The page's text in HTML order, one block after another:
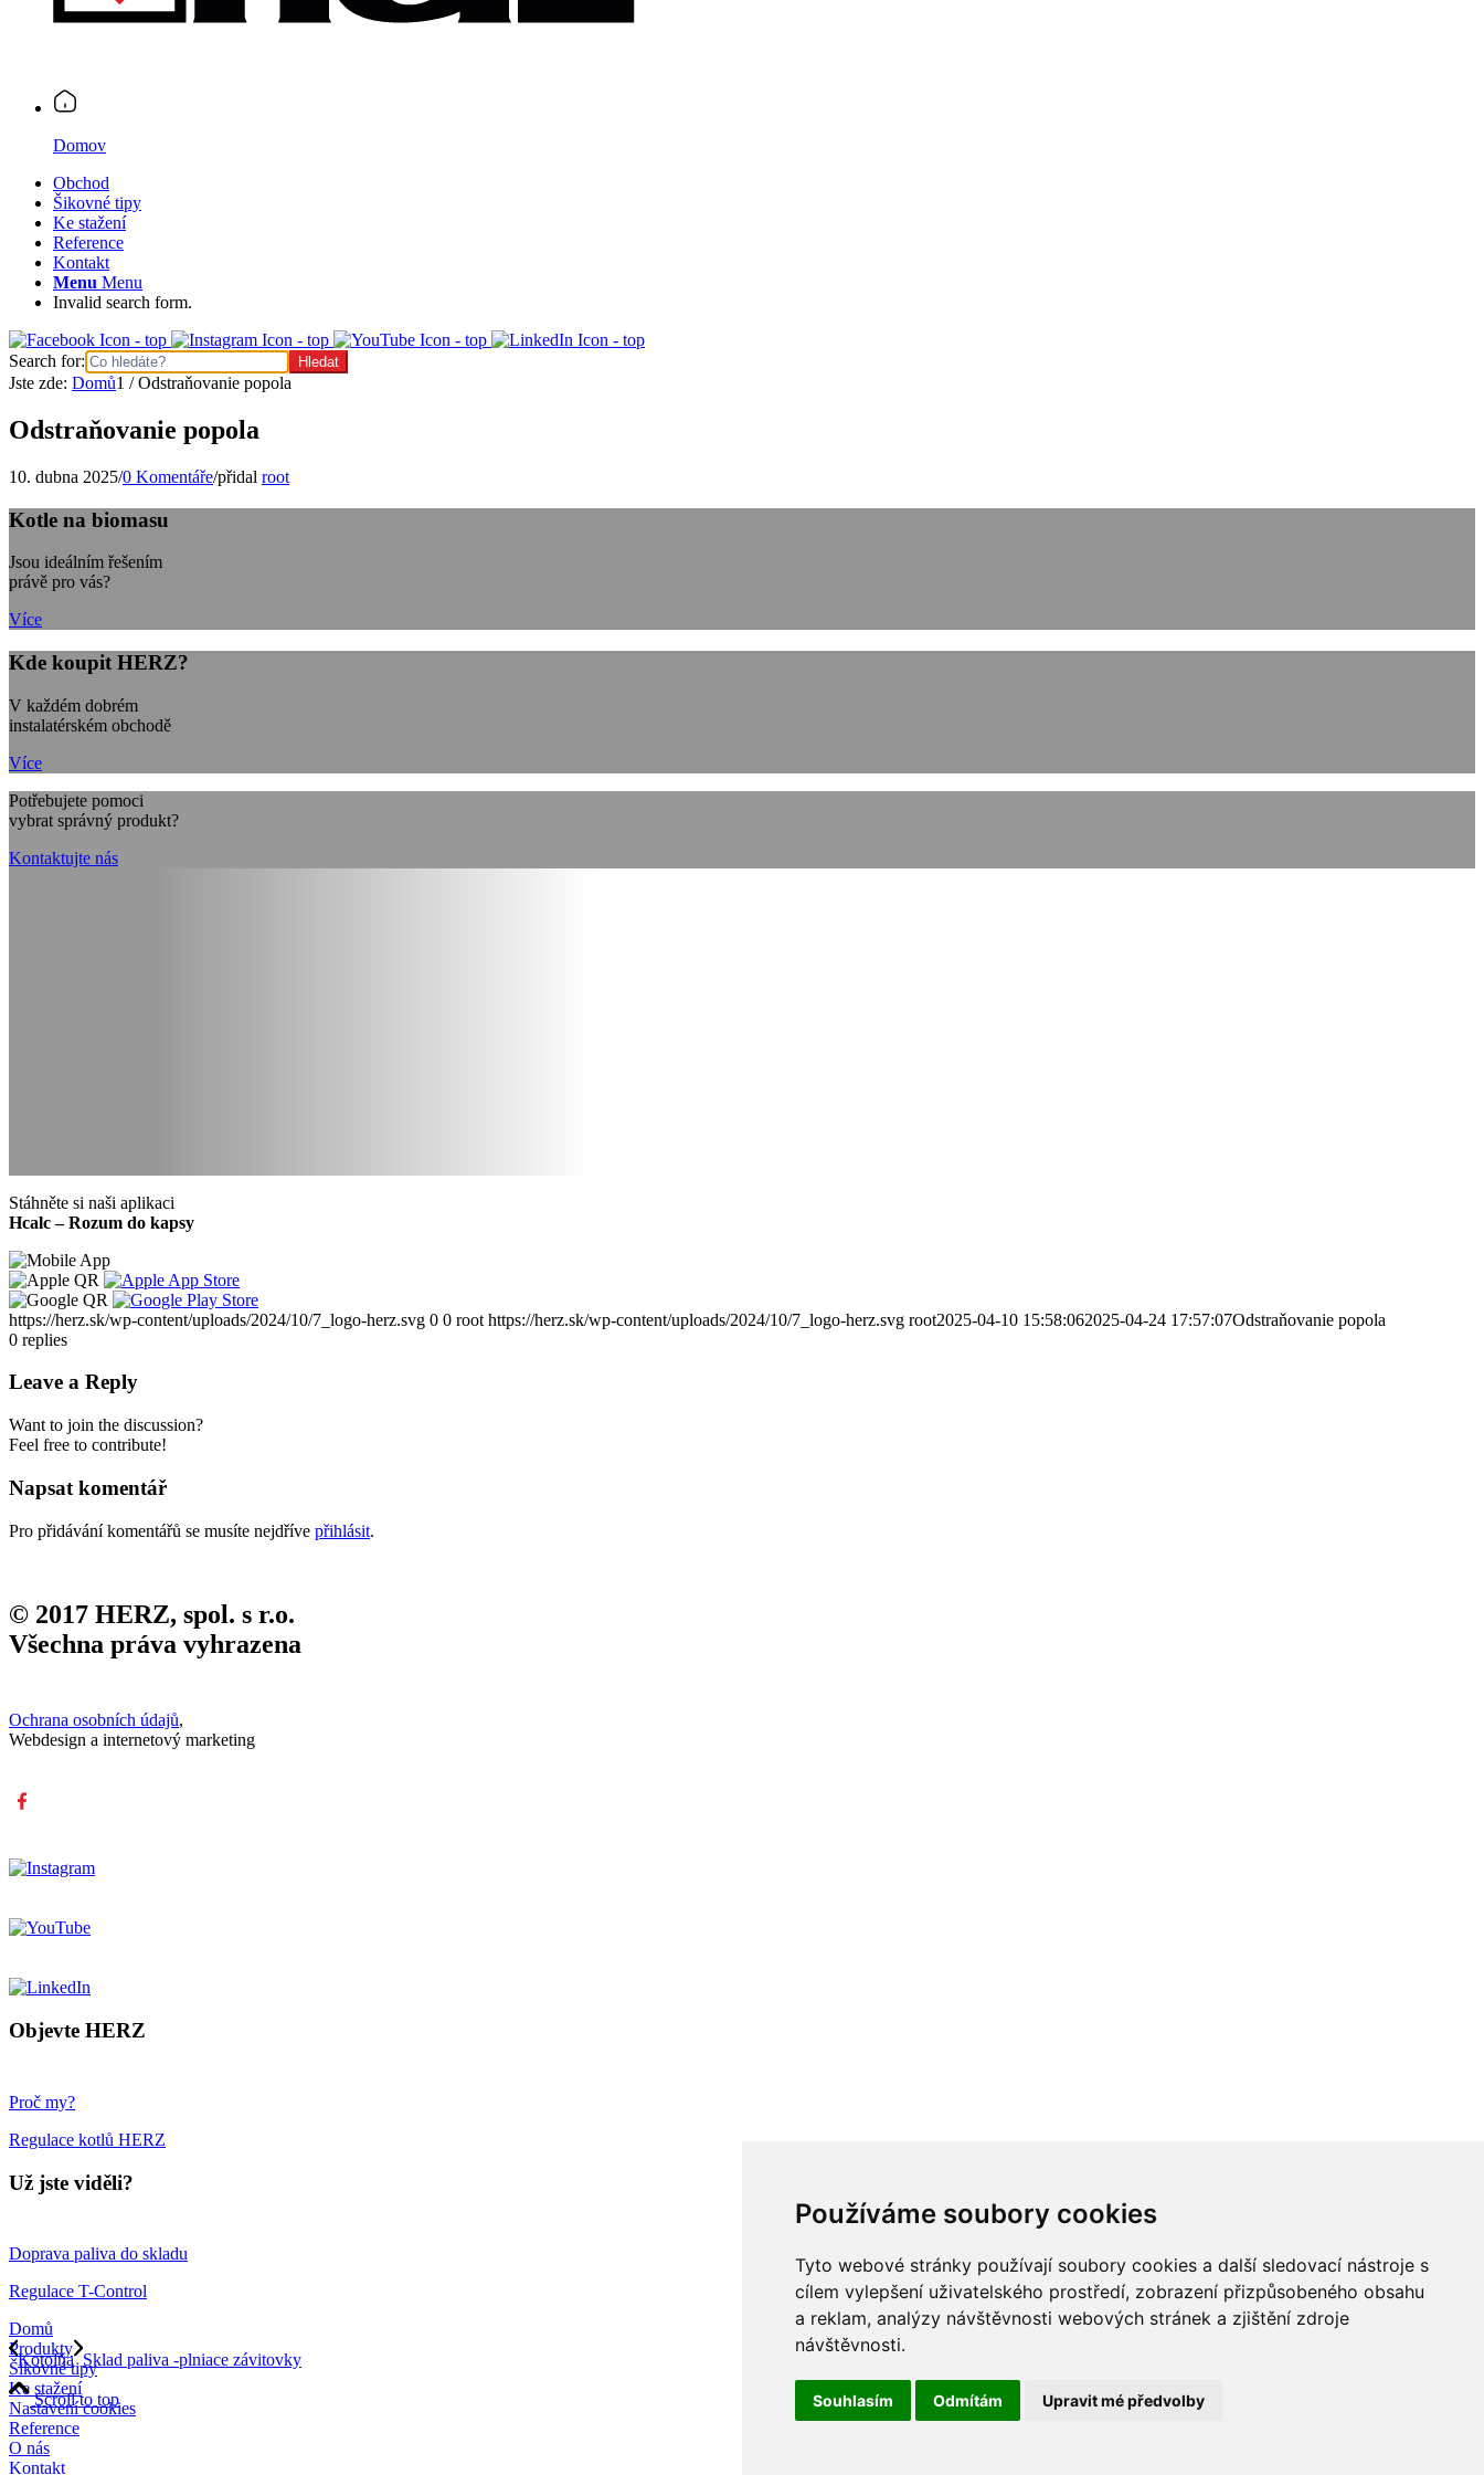
Používáme soubory cookies
Tyto webové stránky používají soubory cookies a další sledovací nástroje s
cílem vylepšení uživatelského prostředí, zobrazení přizpůsobeného obsahu
a reklam, analýzy návštěvnosti webových stránek a zjištění zdroje
návštěvnosti.
Souhlasím Odmítám Upravit mé předvolby
Domov
Obchod
Šikovné tipy
Ke stažení
Reference
Kontakt
Menu Menu
Invalid search form.
Search for:
Jste zde: Domů1 / Odstraňovanie popola
Odstraňovanie popola
10. dubna 2025/0 Komentáře/přidal root
Kotle na biomasu
Jsou ideálním řešením
právě pro vás?
Více
Kde koupit HERZ?
V každém dobrém
instalatérském obchodě
Více
Potřebujete pomoci
vybrat správný produkt?
Kontaktujte nás
Stáhněte si naši aplikaci
Hcalc – Rozum do kapsy
https://herz.sk/wp-content/uploads/2024/10/7_logo-herz.svg 0 0 root https://herz.sk/wp-content/uploads/2024/10/7_logo-herz.svg root2025-04-10 15:58:062025-04-24 17:57:07Odstraňovanie popola
0 replies
Leave a Reply
Want to join the discussion?
Feel free to contribute!
Napsat komentář
Pro přidávání komentářů se musíte nejdříve přihlásit.
© 2017 HERZ, spol. s r.o.
Všechna práva vyhrazena
Ochrana osobních údajů,
Webdesign a internetový marketing
Objevte HERZ
Proč my?
Regulace kotlů HERZ
Už jste viděli?
Doprava paliva do skladu
Regulace T-Control
Domů
Produkty
Šikovné tipy
Ke stažení
Nastavení cookies
Reference
O nás
Kontakt
Kotolňa Sklad paliva -plniace závitovky
Scroll to top